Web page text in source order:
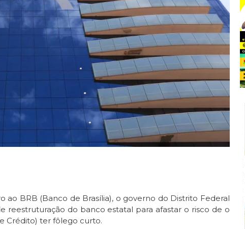
BRB (Banco de Brasília), o governo do Distrito Federal
do banco estatal para afastar o risco de o
Crédito) ter fôlego curto.